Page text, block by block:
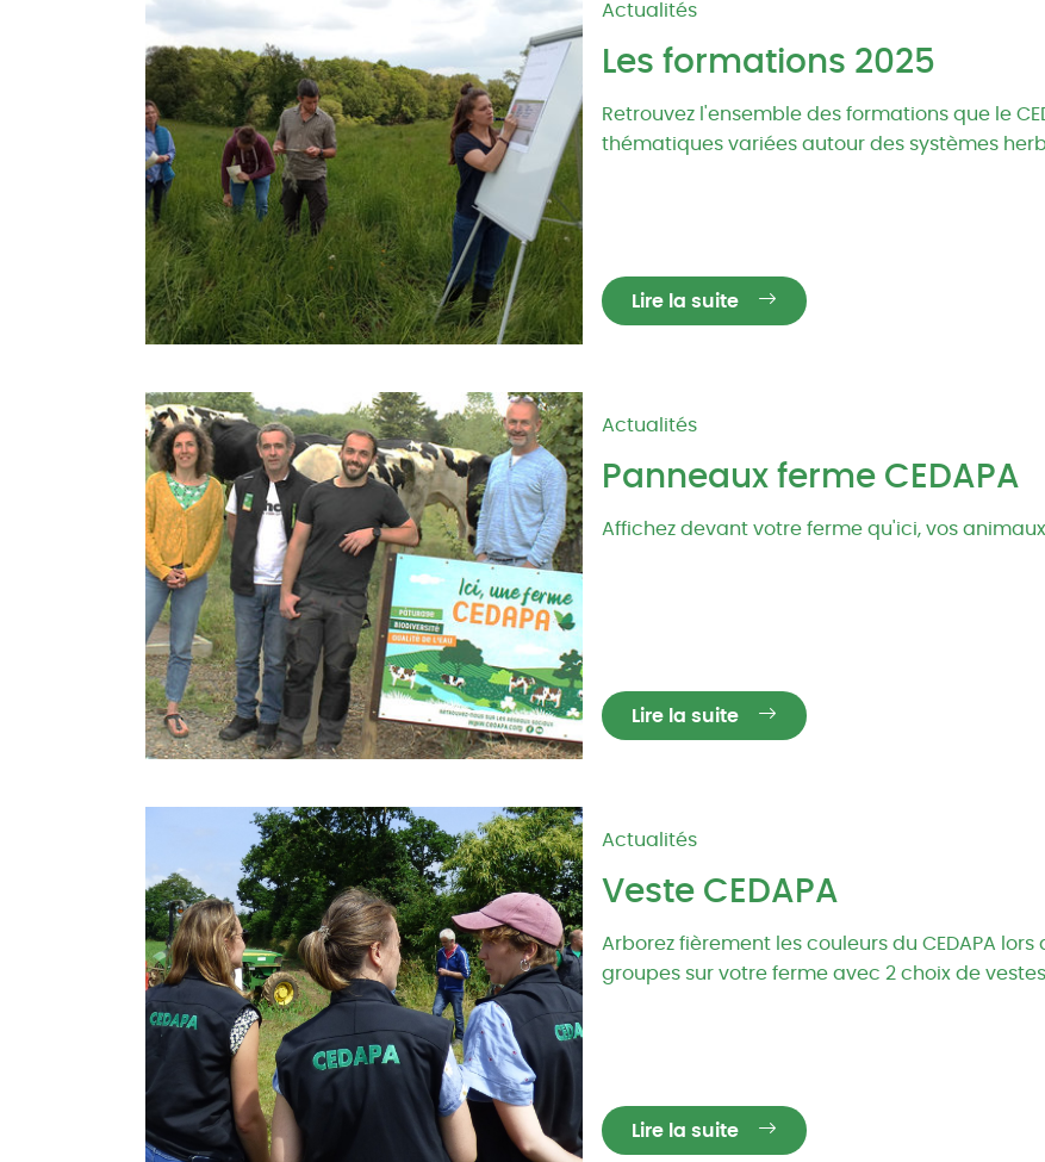
Actualités
Les formations 2025
Retrouvez l'ensemble des formations que le
thématiques variées autour des systèmes
Lire la suite
Actualités
Panneaux ferme CEDAPA
Affichez devant votre ferme qu'ici, vos
Lire la suite
Actualités
Veste CEDAPA
Arborez fièrement les couleurs du CEDAPA
groupes sur votre ferme avec 2 choix de
Lire la suite